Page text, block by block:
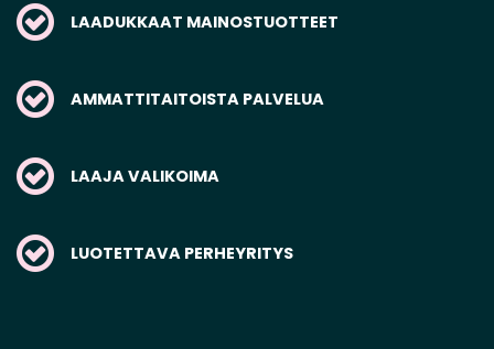
LAADUKKAAT MAINOSTUOTTEET
AMMATTITAITOISTA PALVELUA
LAAJA VALIKOIMA
LUOTETTAVA PERHEYRITYS